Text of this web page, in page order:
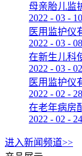
母亲胎儿监
2022 - 03 - 10
医用监护仪
2022 - 03 - 08
在新生儿科
2022 - 03 - 02
医用监护仪
2022 - 02 - 28
在老年病房
2022 - 02 - 24
进入新闻频道>>